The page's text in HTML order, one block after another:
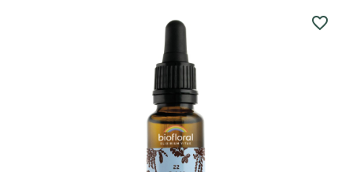
favorite_border